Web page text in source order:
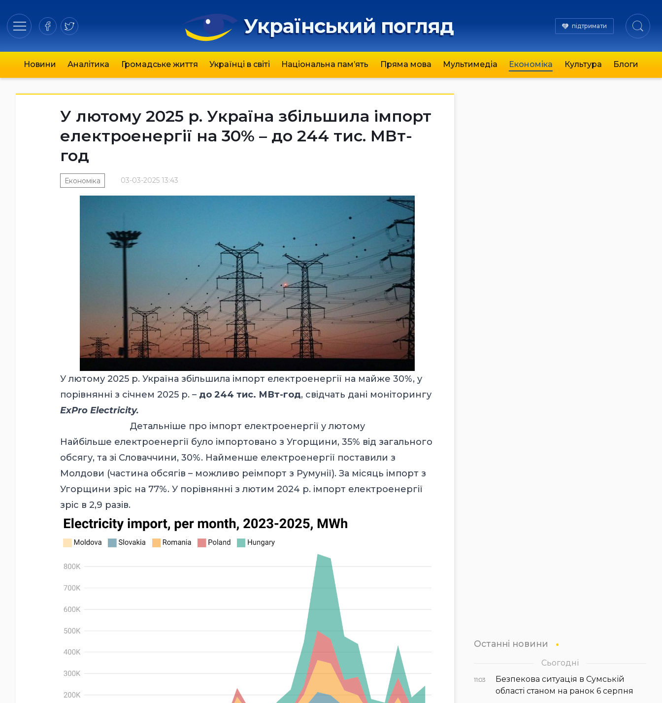
Український погляд підтримати
Новини Аналітика Громадське життя Українці в світі Національна пам’ять Пряма мова Мультимедіа Економіка Культура Блоги
У лютому 2025 р. Україна збільшила імпорт
електроенергії на 30% – до 244 тис. МВт-
год
03-03-2025 13:43
Економіка
У лютому 2025 р. Україна збільшила імпорт електроенергії на майже 30%, у
порівнянні з січнем 2025 р. – до 244 тис. МВт-год, свідчать дані моніторингу
ExPro Electricity.
Детальніше про імпорт електроенергії у лютому
Найбільше електроенергії було імпортовано з Угорщини, 35% від загального
обсягу, та зі Словаччини, 30%. Найменше електроенергії поставили з
Молдови (частина обсягів – можливо реімпорт з Румунії). За місяць імпорт з
Угорщини зріс на 77%. У порівнянні з лютим 2024 р. імпорт електроенергії
зріс в 2,9 разів.
Останні новини
Сьогодні
11:03
Безпекова ситуація в Сумській
області станом на ранок 6 серпня